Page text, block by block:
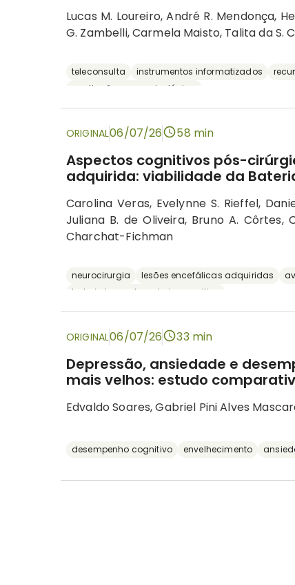
Lucas M. Loureiro, André R. Mendonça,
G. Zambelli, Carmela Maisto, Talita da S.
teleconsulta instrumentos informatizados
avaliação neuropsicológica
ORIGINAL06/07/26 58 min
Aspectos cognitivos pós-
adquirida: viabilidade da
Carolina Veras, Evelynne S. Rieffel,
Juliana B. de Oliveira, Bruno A. Côrtes,
Charchat-Fichman
neurocirurgia lesões encefálicas adquiridas
bateria breve de rastreio cognitivo
ORIGINAL06/07/26 33 min
Depressão, ansiedade e
mais velhos: estudo
Edvaldo Soares, Gabriel Pini Alves
desempenho cognitivo envelhecimento